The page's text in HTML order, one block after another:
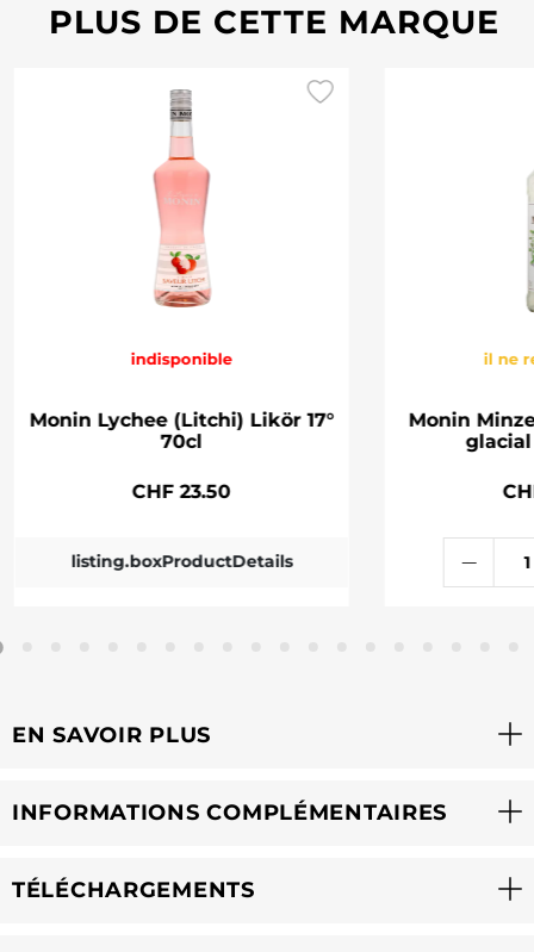
PLUS DE CETTE MARQUE
indisponible
Monin Lychee (Litchi) Likör 17°
70cl
CHF 23.50
listing.boxProductDetails
il ne
Monin
EN SAVOIR PLUS
INFORMATIONS COMPLÉMENTAIRES
TÉLÉCHARGEMENTS